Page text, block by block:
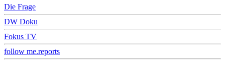
Die Frage
DW Doku
Fokus TV
follow me.reports